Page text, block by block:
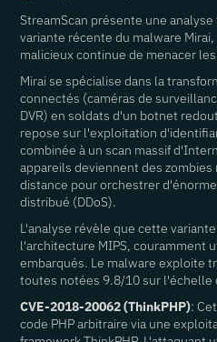
StreamScan présente une
variante récente du malware
malicieux continue de menacer
Mirai se spécialise dans la
connectés (caméras de
DVR) en soldats d'un botnet
repose sur l'exploitation
combinée à un scan massif
appareils deviennent des
distance pour orchestrer
distribué (DDoS).
L'analyse révèle que cette
l'architecture MIPS, couramment
embarqués. Le malware exploite
toutes notées 9.8/10 sur l'échelle
CVE-2018-20062 (ThinkPHP):
code PHP arbitraire via une